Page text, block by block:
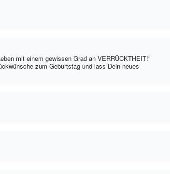
mit einem gewissen Grad an VERRÜCKTHEIT!"
zum Geburtstag und lass Dein neues